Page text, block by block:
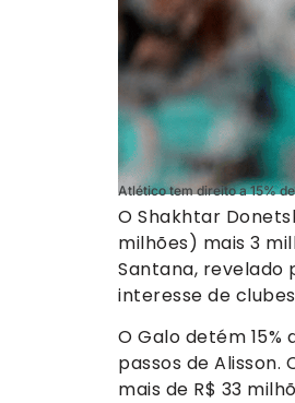
Atlético tem direito a 15%
O Shakhtar
milhões) mais 3
Santana, revelado
interesse de
O Galo detém
passos de
mais de R$ 33